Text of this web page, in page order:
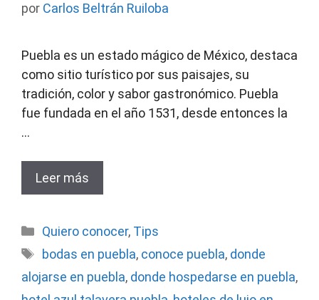
por Carlos Beltrán Ruiloba
Puebla es un estado mágico de México, destaca
como sitio turístico por sus paisajes, su
tradición, color y sabor gastronómico. Puebla
fue fundada en el año 1531, desde entonces la
…
Leer más
Categorías
Quiero conocer, Tips
Etiquetas
bodas en puebla, conoce puebla, donde
alojarse en puebla, donde hospedarse en puebla,